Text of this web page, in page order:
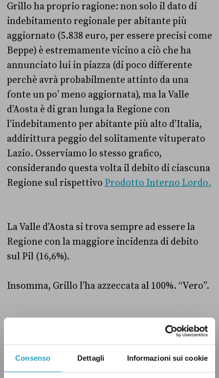
Consenso Dettagli Informazioni sui cookie
Grillo ha proprio ragione: non solo il dato di
indebitamento regionale per abitante più
aggiornato (5.838 euro, per essere precisi come
Beppe) è estremamente vicino a ciò che ha
annunciato lui in piazza (di poco differente
perchè avrà probabilmente attinto da una
fonte un po’ meno aggiornata), ma la Valle
d’Aosta è di gran lunga la Regione con
l’indebitamento per abitante più alto d’Italia,
addirittura peggio del solitamente vituperato
Lazio. Osserviamo lo stesso grafico,
considerando questa volta il debito di ciascuna
Regione sul rispettivo Prodotto Interno Lordo.
La Valle d’Aosta si trova sempre ad essere la
Regione con la maggiore incidenza di debito
sul Pil (16,6%).
Insomma, Grillo l’ha azzeccata al 100%. “Vero”.
VERO